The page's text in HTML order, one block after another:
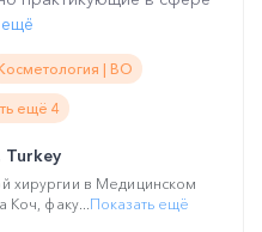
ещё
| ВО
ещё 4
Turkey
хирургии в Медицинском
Коч, факу...Показать ещё